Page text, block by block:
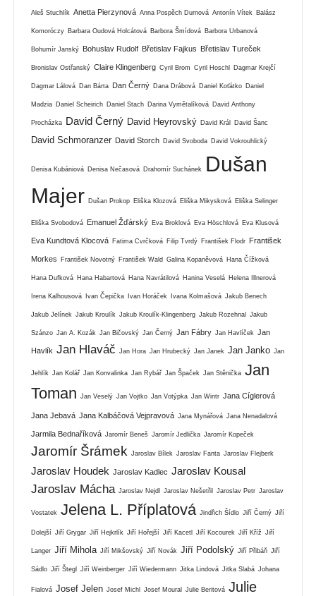
Aleš Stuchlík Anetta Pierzynová Anna Pospěch Durnová Antonín Vítek Balász
Komoróczy Barbara Oudová Holcátová Barbora Šmídová Barbora Urbanová
Bohumír Janský Bohuslav Rudolf Břetislav Fajkus Břetislav Tureček
Bronislav Ostřanský Claire Klingenberg Cyril Brom Cyril Hoschl Dagmar Krejčí
Dagmar Lálová Dan Bárta Dan Černý Dana Drábová Daniel Koťátko Daniel
Madzia Daniel Scheirich Daniel Stach Darina Vymětalíková David Anthony
Procházka David Černý David Heyrovský David Král David Šanc
David Schmoranzer David Storch David Svoboda David Vokrouhlický
Denisa Kubániová Denisa Nečasová Drahomír Suchánek
Dušan
Majer Dušan Prokop Eliška Klozová Eliška Mikysková Eliška Selinger
Eliška Svobodová Emanuel Žďárský Eva Broklová Eva Höschlová Eva Klusová
Eva Kundtová Klocová Fatima Cvrčková Filip Tvrdý František Flodr František
Morkes František Novotný František Wald Galina Kopaněvová Hana Čížková
Hana Dufková Hana Habartová Hana Navrátilová Hanina Veselá Helena Illnerová
Irena Kalhousová Ivan Čepička Ivan Horáček Ivana Kolmašová Jakub Benech
Jakub Jelínek Jakub Kroulík Jakub Kroulík-Klingenberg Jakub Rozehnal Jakub
Szánzo Jan A. Kozák Jan Bičovský Jan Černý Jan Fábry Jan Havlíček Jan
Havlík Jan Hlaváč Jan Hora Jan Hrubecký Jan Janek Jan Janko Jan
Jehlík Jan Kolář Jan Konvalinka Jan Rybář Jan Špaček Jan Stěnička Jan
Toman
Jan Veselý Jan Vojtko Jan Votýpka Jan Wintr Jana Cíglerová
Jana Jebavá Jana Kalbáčová Vejpravová Jana Mynářová Jana Nenadalová
Jarmila Bednaříková Jaromír Beneš Jaromír Jedlička Jaromír Kopeček
Jaromír Šrámek Jaroslav Bílek Jaroslav Fanta Jaroslav Flejberk
Jaroslav Houdek Jaroslav Kadlec Jaroslav Kousal
Jaroslav Mácha Jaroslav Nejdl Jaroslav Nešetřil Jaroslav Petr Jaroslav
Vostatek Jelena L. Příplatová Jindřich Šídlo Jiří Černý Jiří
Dolejší Jiří Grygar Jiří Hejkrlík Jiří Hořejší Jiří Kacetl Jiří Kocourek Jiří Kříž Jiří
Langer Jiří Mihola Jiří Mikšovský Jiří Novák Jiří Podolský Jiří Přibáň Jiří
Sádlo Jiří Štegl Jiří Weinberger Jiří Wiedermann Jitka Lindová Jitka Slabá Johana
Fialová Josef Jelen Josef Michl Josef Moural Julie Beritová Julie